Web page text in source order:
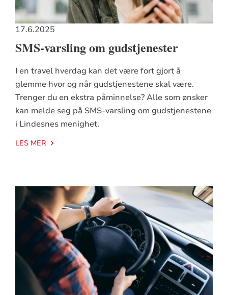
17.6.2025
SMS-varsling om gudstjenester
I en travel hverdag kan det være fort gjort å
glemme hvor og når gudstjenestene skal være.
Trenger du en ekstra påminnelse? Alle som ønsker
kan melde seg på SMS-varsling om gudstjenestene
i Lindesnes menighet.
LES MER